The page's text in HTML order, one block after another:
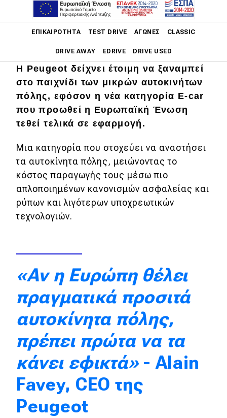
ΕΠΙΚΑΙΡΌΤΗΤΑ TEST DRIVE ΑΓΏΝΕΣ CLASSIC
DRIVE AWAY EDRIVE DRIVE USED
Main navigation
Επικαιρότητα
Νέα μοντέλα
Πρωτότυπα
Ελλάδα
Κόσμος
Τεχνολογία
Ασφάλεια
Test Drive
Δοκιμή
Αποστολή
Συγκρίνουμε
Αγώνες
Formula 1
Η Peugeot δείχνει έτοιμη να ξαναμπεί
στο παιχνίδι των μικρών αυτοκινήτων
πόλης, εφόσον η νέα κατηγορία E-car
που προωθεί η Ευρωπαϊκή Ένωση
τεθεί τελικά σε εφαρμογή.
Μια κατηγορία που στοχεύει να αναστήσει
τα αυτοκίνητα πόλης, μειώνοντας το
κόστος παραγωγής τους μέσω πιο
απλοποιημένων κανονισμών ασφαλείας και
ρύπων και λιγότερων υποχρεωτικών
τεχνολογιών.
«Αν η Ευρώπη θέλει
πραγματικά προσιτά
αυτοκίνητα πόλης,
πρέπει πρώτα να τα
κάνει εφικτά»- Alain
Favey, CEO της
Peugeot